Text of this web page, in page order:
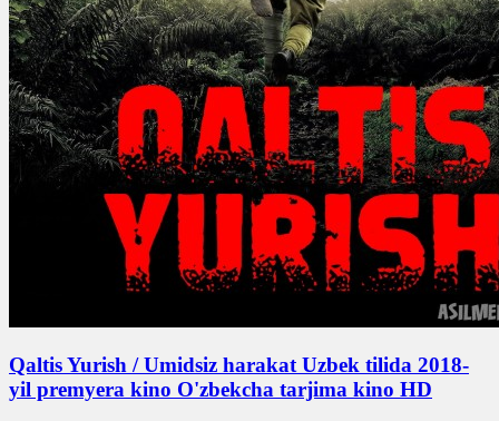
Qaltis Yurish / Umidsiz harakat Uzbek tilida 2018-
yil premyera kino O'zbekcha tarjima kino HD